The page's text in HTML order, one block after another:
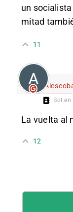
un
mitad
11
Bot en
La vuelta al
12